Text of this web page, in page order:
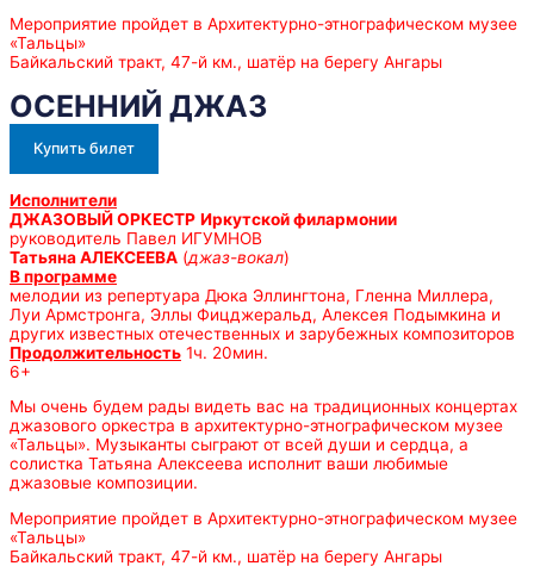
Мероприятие пройдет в Архитектурно-этнографическом музее
«Тальцы»
Байкальский тракт, 47-й км., шатёр на берегу Ангары
ОСЕННИЙ ДЖАЗ
Купить билет
Исполнители
ДЖАЗОВЫЙ ОРКЕСТР Иркутской филармонии
руководитель Павел ИГУМНОВ
Татьяна АЛЕКСЕЕВА (джаз-вокал)
В программе
мелодии из репертуара Дюка Эллингтона, Гленна Миллера,
Луи Армстронга, Эллы Фицджеральд, Алексея Подымкина и
других известных отечественных и зарубежных композиторов
Продолжительность 1ч. 20мин.
6+
Мы очень будем рады видеть вас на традиционных концертах
джазового оркестра в архитектурно-этнографическом музее
«Тальцы». Музыканты сыграют от всей души и сердца, а
солистка Татьяна Алексеева исполнит ваши любимые
джазовые композиции.
Мероприятие пройдет в Архитектурно-этнографическом музее
«Тальцы»
Байкальский тракт, 47-й км., шатёр на берегу Ангары